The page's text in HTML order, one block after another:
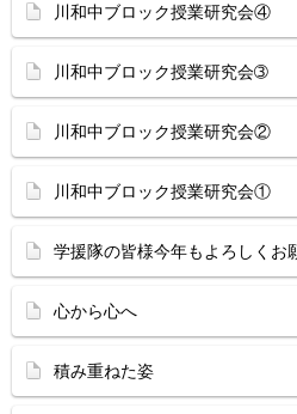
川和中ブロック授業研究会④
川和中ブロック授業研究会➂
川和中ブロック授業研究会②
川和中ブロック授業研究会①
学援隊の皆様今年もよろしくお
心から心へ
積み重ねた姿